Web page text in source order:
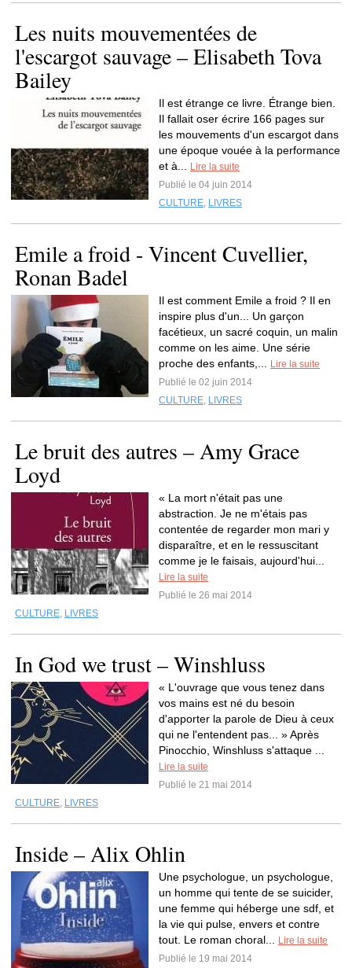
Les nuits mouvementées de
l'escargot sauvage – Elisabeth Tova
Bailey
Il est étrange ce livre. Étrange bien.
Il fallait oser écrire 166 pages sur
les mouvements d'un escargot dans
une époque vouée à la performance
et à...
Lire la suite
Publié le 04 juin 2014
CULTURE, LIVRES
Emile a froid - Vincent Cuvellier,
Ronan Badel
Il est comment Emile a froid ? Il en
inspire plus d'un... Un garçon
facétieux, un sacré coquin, un malin
comme on les aime. Une série
proche des enfants,...
Lire la suite
Publié le 02 juin 2014
CULTURE, LIVRES
Le bruit des autres – Amy Grace
Loyd
« La mort n'était pas une
abstraction. Je ne m'étais pas
contentée de regarder mon mari y
disparaître, et en le ressuscitant
comme je le faisais, aujourd'hui...
Lire la suite
Publié le 26 mai 2014
CULTURE, LIVRES
In God we trust – Winshluss
« L'ouvrage que vous tenez dans
vos mains est né du besoin
d'apporter la parole de Dieu à ceux
qui ne l'entendent pas... » Après
Pinocchio, Winshluss s'attaque ...
Lire la suite
Publié le 21 mai 2014
CULTURE, LIVRES
Inside – Alix Ohlin
Une psychologue, un psychologue,
un homme qui tente de se suicider,
une femme qui héberge une sdf, et
la vie qui pulse, envers et contre
tout. Le roman choral...
Lire la suite
Publié le 19 mai 2014